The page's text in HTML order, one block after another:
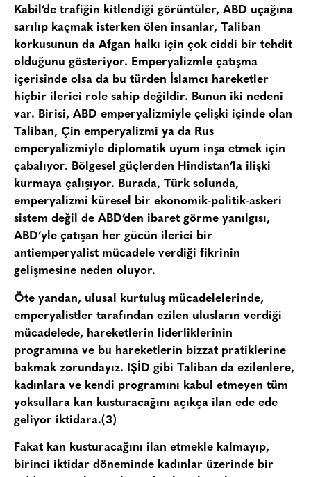
Kabil’de trafiğin kitlendiği görüntüler, ABD uçağına
sarılıp kaçmak isterken ölen insanlar, Taliban
korkusunun da Afgan halkı için çok ciddi bir tehdit
olduğunu gösteriyor. Emperyalizmle çatışma
içerisinde olsa da bu türden İslamcı hareketler
hiçbir ilerici role sahip değildir. Bunun iki nedeni
var. Birisi, ABD emperyalizmiyle çelişki içinde olan
Taliban, Çin emperyalizmi ya da Rus
emperyalizmiyle diplomatik uyum inşa etmek için
çabalıyor. Bölgesel güçlerden Hindistan’la ilişki
kurmaya çalışıyor. Burada, Türk solunda,
emperyalizmi küresel bir ekonomik-politik-askeri
sistem değil de ABD’den ibaret görme yanılgısı,
ABD’yle çatışan her gücün ilerici bir
antiemperyalist mücadele verdiği fikrinin
gelişmesine neden oluyor.
Öte yandan, ulusal kurtuluş mücadelelerinde,
emperyalistler tarafından ezilen ulusların verdiği
mücadelede, hareketlerin liderliklerinin
programına ve bu hareketlerin bizzat pratiklerine
bakmak zorundayız. IŞİD gibi Taliban da ezilenlere,
kadınlara ve kendi programını kabul etmeyen tüm
yoksullara kan kusturacağını açıkça ilan ede ede
geliyor iktidara.(3)
Fakat kan kusturacağını ilan etmekle kalmayıp,
birinci iktidar döneminde kadınlar üzerinde bir